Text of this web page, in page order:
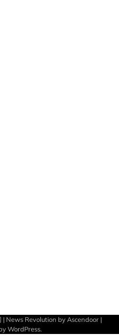
| News Revolution by Ascendoor|
WordPress.